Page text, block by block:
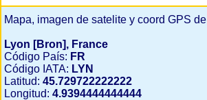
Mapa, imagen de satelite y coord GPS de
Lyon [Bron], France
Código País: FR
Código IATA: LYN
Latitud: 45.729722222222
Longitud: 4.9394444444444